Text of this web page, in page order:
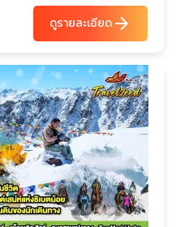
ดูรายละเอียดarrow_forward